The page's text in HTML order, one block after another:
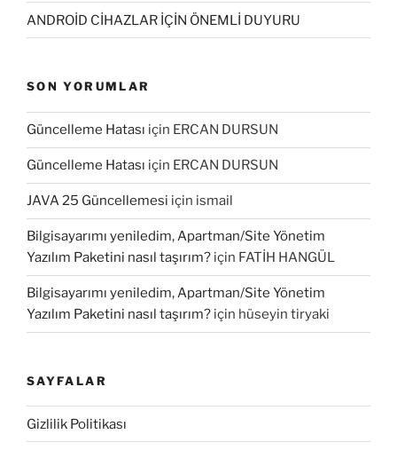
ANDROİD CİHAZLAR İÇİN ÖNEMLİ DUYURU
SON YORUMLAR
Güncelleme Hatası için ERCAN DURSUN
Güncelleme Hatası için ERCAN DURSUN
JAVA 25 Güncellemesi için ismail
Bilgisayarımı yeniledim, Apartman/Site Yönetim
Yazılım Paketini nasıl taşırım? için FATİH HANGÜL
Bilgisayarımı yeniledim, Apartman/Site Yönetim
Yazılım Paketini nasıl taşırım? için hüseyin tiryaki
SAYFALAR
Gizlilik Politikası